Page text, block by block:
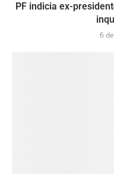
PF indicia ex-
6